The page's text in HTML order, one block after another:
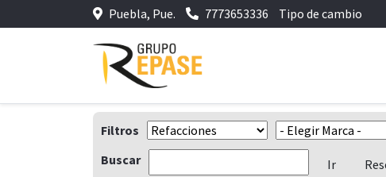
Puebla, Pue. 7773653336 Tipo de cambio
Filtros
Buscar